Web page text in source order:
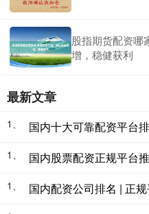
股指期货配资哪
增，稳健获利
最新文章
1、 国内十大可靠配资平台
1、 国内股票配资正规平台
1、 国内配资公司排名 | 正